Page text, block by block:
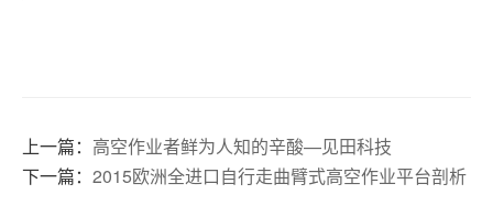
上一篇： 高空作业者鲜为人知的辛酸—见田科技
下一篇： 2015欧洲全进口自行走曲臂式高空作业平台剖析